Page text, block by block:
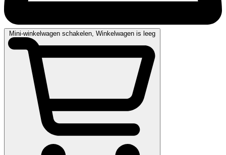
Mini-winkelwagen schakelen, Winkelwagen is leeg